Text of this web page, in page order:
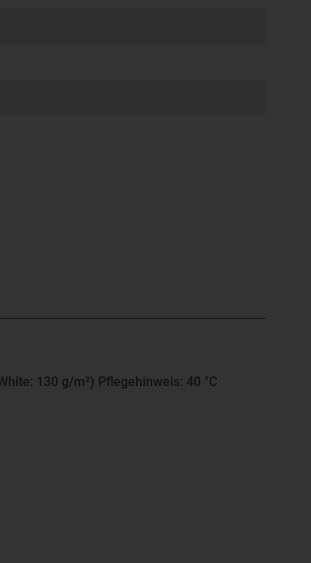
130 g/m²) Pflegehinweis: 40 °C